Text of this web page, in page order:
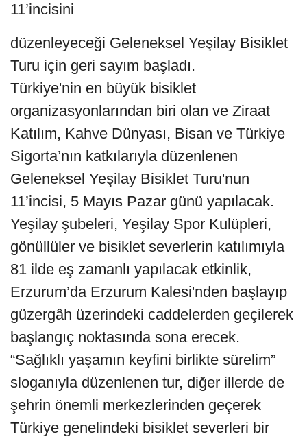
11’incisini
düzenleyeceği Geleneksel Yeşilay Bisiklet
Turu için geri sayım başladı.
Türkiye'nin en büyük bisiklet
organizasyonlarından biri olan ve Ziraat
Katılım, Kahve Dünyası, Bisan ve Türkiye
Sigorta’nın katkılarıyla düzenlenen
Geleneksel Yeşilay Bisiklet Turu'nun
11’incisi, 5 Mayıs Pazar günü yapılacak.
Yeşilay şubeleri, Yeşilay Spor Kulüpleri,
gönüllüler ve bisiklet severlerin katılımıyla
81 ilde eş zamanlı yapılacak etkinlik,
Erzurum’da Erzurum Kalesi'nden başlayıp
güzergâh üzerindeki caddelerden geçilerek
başlangıç noktasında sona erecek.
“Sağlıklı yaşamın keyfini birlikte sürelim”
sloganıyla düzenlenen tur, diğer illerde de
şehrin önemli merkezlerinden geçerek
Türkiye genelindeki bisiklet severleri bir